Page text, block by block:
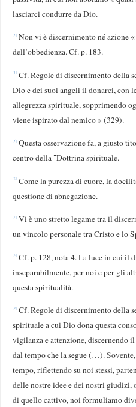
lasciarci condurre da Dio.
[3] Non vi è discernimento né azione
dell’obbedien­za. Cf. p. 183.
[4] Cf. Regole di discernimento della
Dio e dei suoi angeli il donarci, con
allegrezza spiritua­le, sopprimendo
viene ispirato dal nemico » (329).
[5] Questa osservazione fa, a giusto
centro della ־Dottrina spirituale.
[6] Come la purezza di cuore, la
questione di abnegazione.
[7] Vi è uno stretto legame tra il
un vincolo personale tra Cristo e lo
[8] Cf. p. 128, nota 4. La luce in cui il
inseparabilmente, per noi e per gli
questa spiritualità.
[9] Cf. Regole di discernimento della
spirituale a cui Dio dona questa
vigilanza e attenzione, discernendo
dal tempo che la segue (…).
tempo, riflettendo su noi stessi,
delle nostre idee e dei nostri
di quello cattivo, noi formuliamo